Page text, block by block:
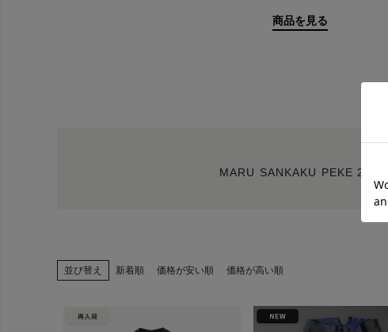
商品を見る
MARU SANKAKU PEKE 26'AW
並び替え 新着順 価格が安い順 価格が高い順